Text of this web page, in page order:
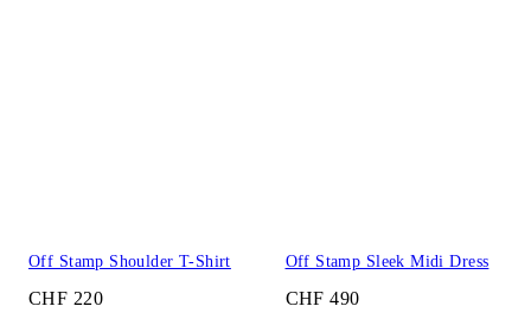
Off Stamp Shoulder T-Shirt
CHF 220
Off Stamp Sleek Midi Dress
CHF 490